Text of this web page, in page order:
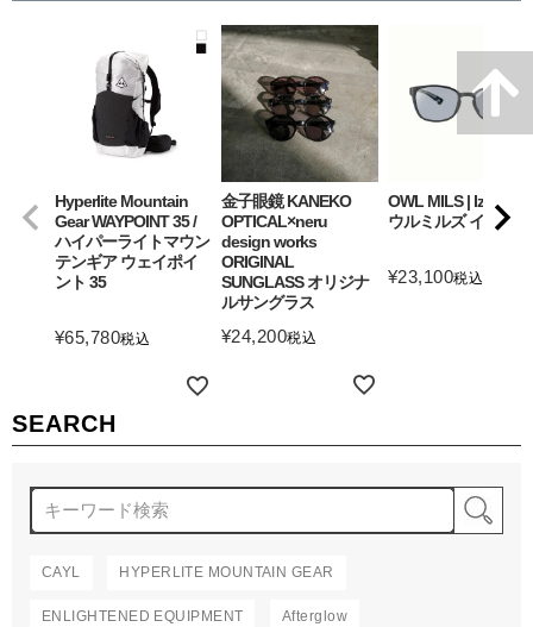
SEARCH
CAYL HYPERLITE MOUNTAIN GEAR
ENLIGHTENED EQUIPMENT Afterglow
Hyperlite Mountain
Gear WAYPOINT 35 /
ハイパーライトマウン
テンギア ウェイポイ
ント 35
¥65,780税込
金子眼鏡 KANEKO
OPTICAL×neru
design works
ORIGINAL
SUNGLASS オリジナ
ルサングラス
¥24,200税込
OWL MILS | Izanagi
ウルミルズ イザナギ
¥23,100税込